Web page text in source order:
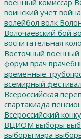
воинский учет война
волейбол волк
Волочаевский бой
воспитательная
Восточный военный
форум врач
временные
всемирный
Всероссийская
спартакиада
Всероссийский
ВЦИОМ выборы
выборы мэра